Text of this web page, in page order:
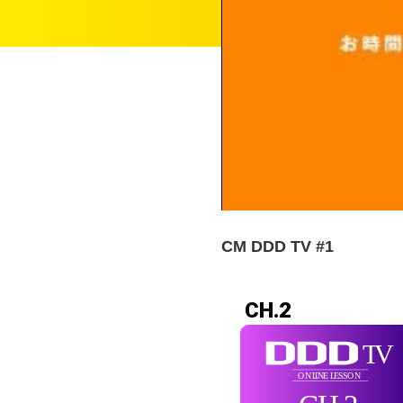
CM DDD TV #1
CH.2